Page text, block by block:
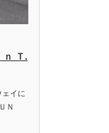
ｎ Ｔ.
イに
Ｎ